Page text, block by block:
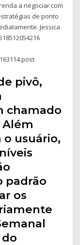
a negociar com
de ponto
Jessica
pivô,
chamado
Além
o usuário,
padrão
os